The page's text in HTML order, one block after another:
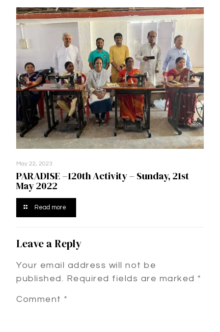
May 22, 2023
PARADISE –120th Activity – Sunday, 21st
May 2022
Read more
Leave a Reply
Your email address will not be
published. Required fields are marked *
Comment *